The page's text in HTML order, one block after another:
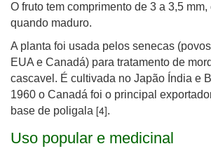
O fruto tem comprimento de 3 a 3,5 mm,
quando maduro.
A planta foi usada pelos senecas
EUA e Canadá) para tratamento de
cascavel. É cultivada no Japão Índia e
1960 o Canadá foi o principal
base de poligala [4].
Uso popular e medicinal